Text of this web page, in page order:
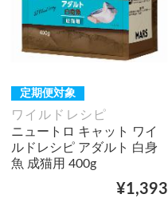
定期便対象
ワイルドレシピ
ニュートロ キャット ワイ
ルドレシピ アダルト 白身
魚 成猫用 400g
¥1,393